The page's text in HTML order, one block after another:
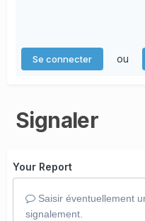
Se connecter ou
Signaler
Your Report
Saisir éventuellement
signalement.